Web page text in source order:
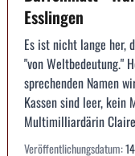
Esslingen
Es ist nicht lange her,
"von Weltbedeutung."
sprechenden Namen
Kassen sind leer, kein
Multimilliardärin
Veröffentlichungsdatum: